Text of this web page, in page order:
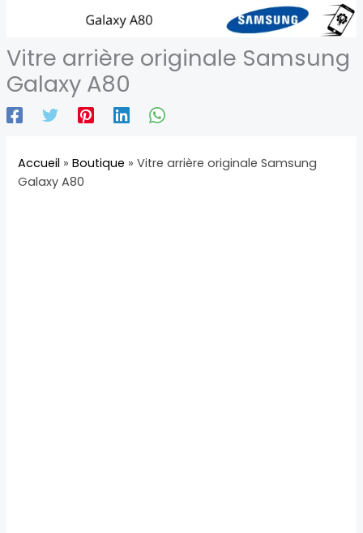
Vitre arrière originale Samsung
Galaxy A80
Accueil »Boutique »Vitre arrière originale Samsung
Galaxy A80